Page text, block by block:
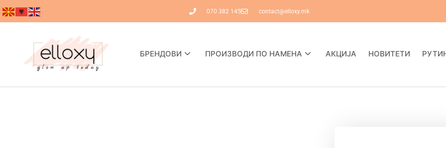
070 382 145 contact@elloxy.mk
БРЕНДОВИ ПРОИЗВОДИ ПО НАМЕНА АКЦИЈА НОВИТЕТИ